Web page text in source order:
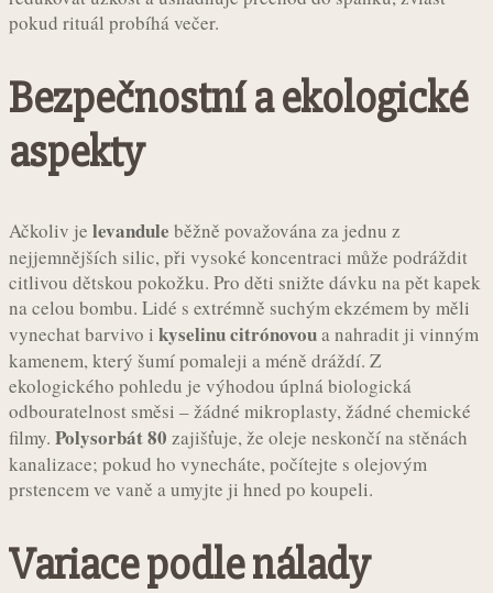
pokud rituál probíhá večer.
Bezpečnostní a ekologické
aspekty
Ačkoliv je levandule běžně považována za jednu z
nejjemnějších silic, při vysoké koncentraci může podráždit
citlivou dětskou pokožku. Pro děti snižte dávku na pět kapek
na celou bombu. Lidé s extrémně suchým ekzémem by měli
vynechat barvivo i kyselinu citrónovoua nahradit ji vinným
kamenem, který šumí pomaleji a méně dráždí. Z
ekologického pohledu je výhodou úplná biologická
odbouratelnost směsi – žádné mikroplasty, žádné chemické
filmy. Polysorbát 80 zajišťuje, že oleje neskončí na stěnách
kanalizace; pokud ho vynecháte, počítejte s olejovým
prstencem ve vaně a umyjte ji hned po koupeli.
Variace podle nálady